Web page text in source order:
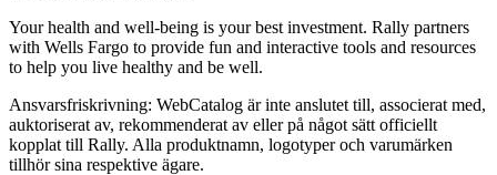
Your health and well-being is your best investment. Rally partners
with Wells Fargo to provide fun and interactive tools and resources
to help you live healthy and be well.
Ansvarsfriskrivning: WebCatalog är inte anslutet till, associerat med,
auktoriserat av, rekommenderat av eller på något sätt officiellt
kopplat till Rally. Alla produktnamn, logotyper och varumärken
tillhör sina respektive ägare.